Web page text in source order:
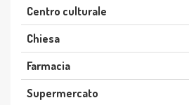
Centro culturale
Chiesa
Farmacia
Supermercato